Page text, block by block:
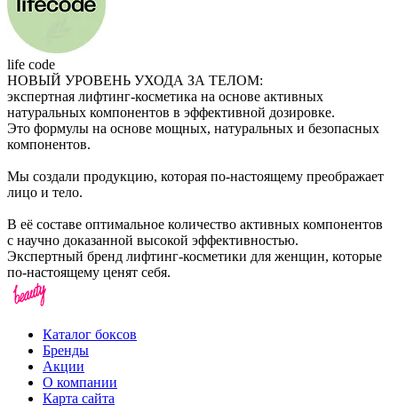
life code
НОВЫЙ УРОВЕНЬ УХОДА ЗА ТЕЛОМ:
экспертная лифтинг-косметика на основе активных
натуральных компонентов в эффективной дозировке.
Это формулы на основе мощных, натуральных и безопасных
компонентов.
Мы создали продукцию, которая по-настоящему преображает
лицо и тело.
В её составе оптимальное количество активных компонентов
с научно доказанной высокой эффективностью.
Экспертный бренд лифтинг-косметики для женщин, которые
по-настоящему ценят себя.
Каталог боксов
Бренды
Акции
О компании
Карта сайта